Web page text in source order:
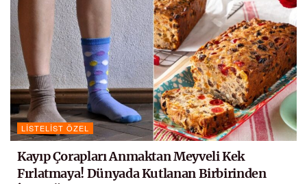
LISTELIST ÖZEL
Kayıp Çorapları Anmaktan Meyveli Kek
Fırlatmaya! Dünyada Kutlanan Birbirinden